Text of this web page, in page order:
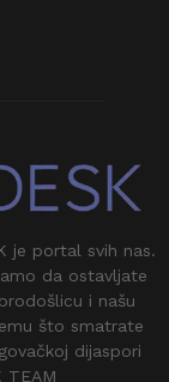
je portal svih nas.
da ostavljate
i našu
što smatrate
dijaspori
TEAM